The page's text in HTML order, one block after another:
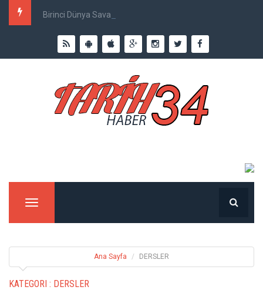
Birinci Dünya Savaşı`nda Ne Kadar İnsan Öldü?
Menu
Ana Sayfa DERSLER
KATEGORI : DERSLER